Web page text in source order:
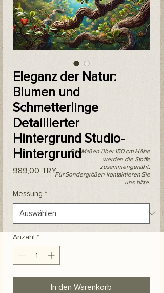
Eleganz der Natur:
Blumen und
Schmetterlinge
Detaillierter
Hintergrund Studio-
Hintergrund
989,00 TRYPreis
Messung *
Anzahl *
In den Warenkorb
Bei Maßen über 150 cm Höhe
werden die Stoffe
zusammengenäht.
Für Sondergrößen kontaktieren Sie
uns bitte.